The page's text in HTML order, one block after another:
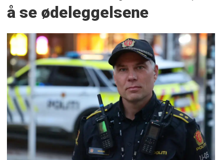
å se ødeleggelsene